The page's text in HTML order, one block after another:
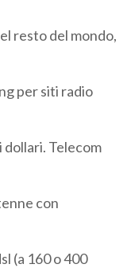
resto del mondo,
per siti radio
dollari. Telecom
con
(a 160 o 400